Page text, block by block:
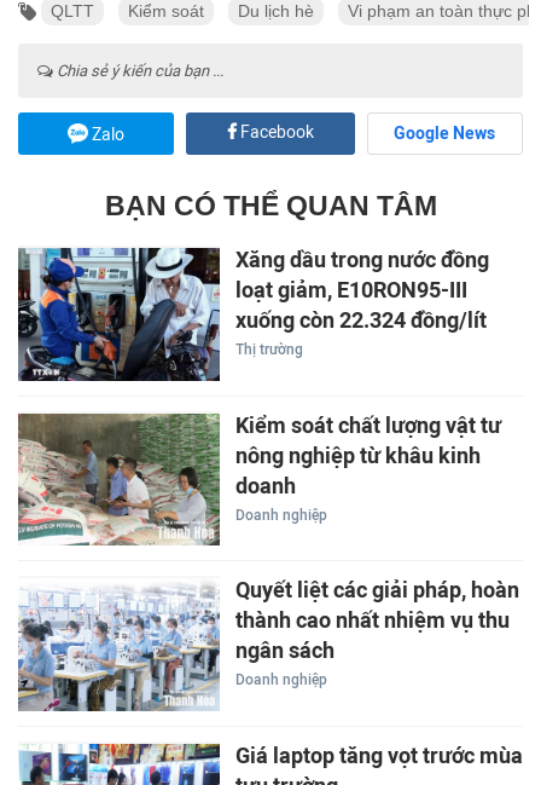
QLTT Kiểm soát Du lịch hè Vi phạm an toàn thực
Chia sẻ ý kiến của bạn ...
Zalo Facebook Google News
BẠN CÓ THỂ QUAN TÂM
Xăng dầu trong nước đồng
loạt giảm, E10RON95-III
xuống còn 22.324 đồng/lít
Thị trường
Kiểm soát chất lượng vật tư
nông nghiệp từ khâu kinh
doanh
Doanh nghiệp
Quyết liệt các giải pháp, hoàn
thành cao nhất nhiệm vụ thu
ngân sách
Doanh nghiệp
Giá laptop tăng vọt trước mùa